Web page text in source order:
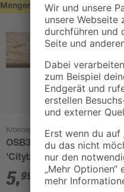
Mengenrabatt
Kronospan
OSB3-Verlegeplatte
'Cityboard'
ungeschliffen 1690 x
634 x 12 mm
5,99
/ m²